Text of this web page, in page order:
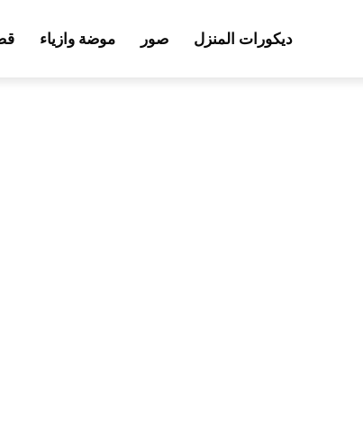
ديكورات المنزل صور موضة وازياء